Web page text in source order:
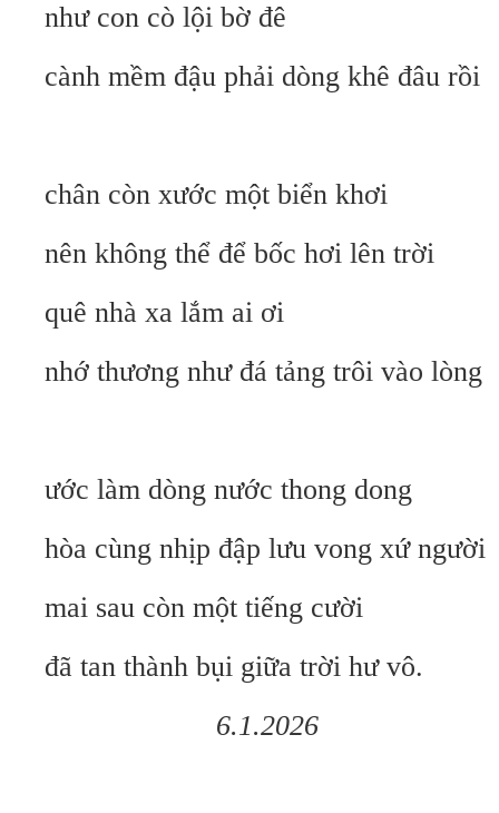
như con cò lội bờ đê
cành mềm đậu phải dòng khê đâu rồi
chân còn xước một biển khơi
nên không thể để bốc hơi lên trời
quê nhà xa lắm ai ơi
nhớ thương như đá tảng trôi vào lòng
ước làm dòng nước thong dong
hòa cùng nhịp đập lưu vong xứ người
mai sau còn một tiếng cười
đã tan thành bụi giữa trời hư vô.
6.1.2026